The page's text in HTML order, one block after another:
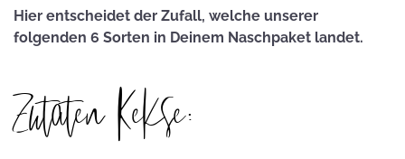
Hier entscheidet der Zufall, welche unserer
folgenden 6 Sorten in Deinem Naschpaket landet.
Zutaten Kekse: